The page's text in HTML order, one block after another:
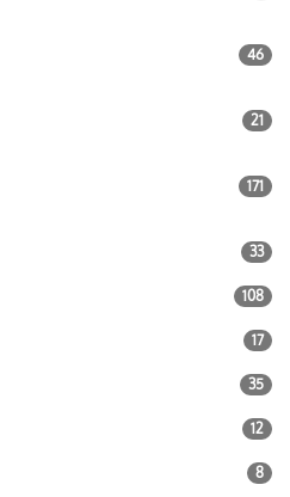
46
21
171
33
108
17
35
12
8